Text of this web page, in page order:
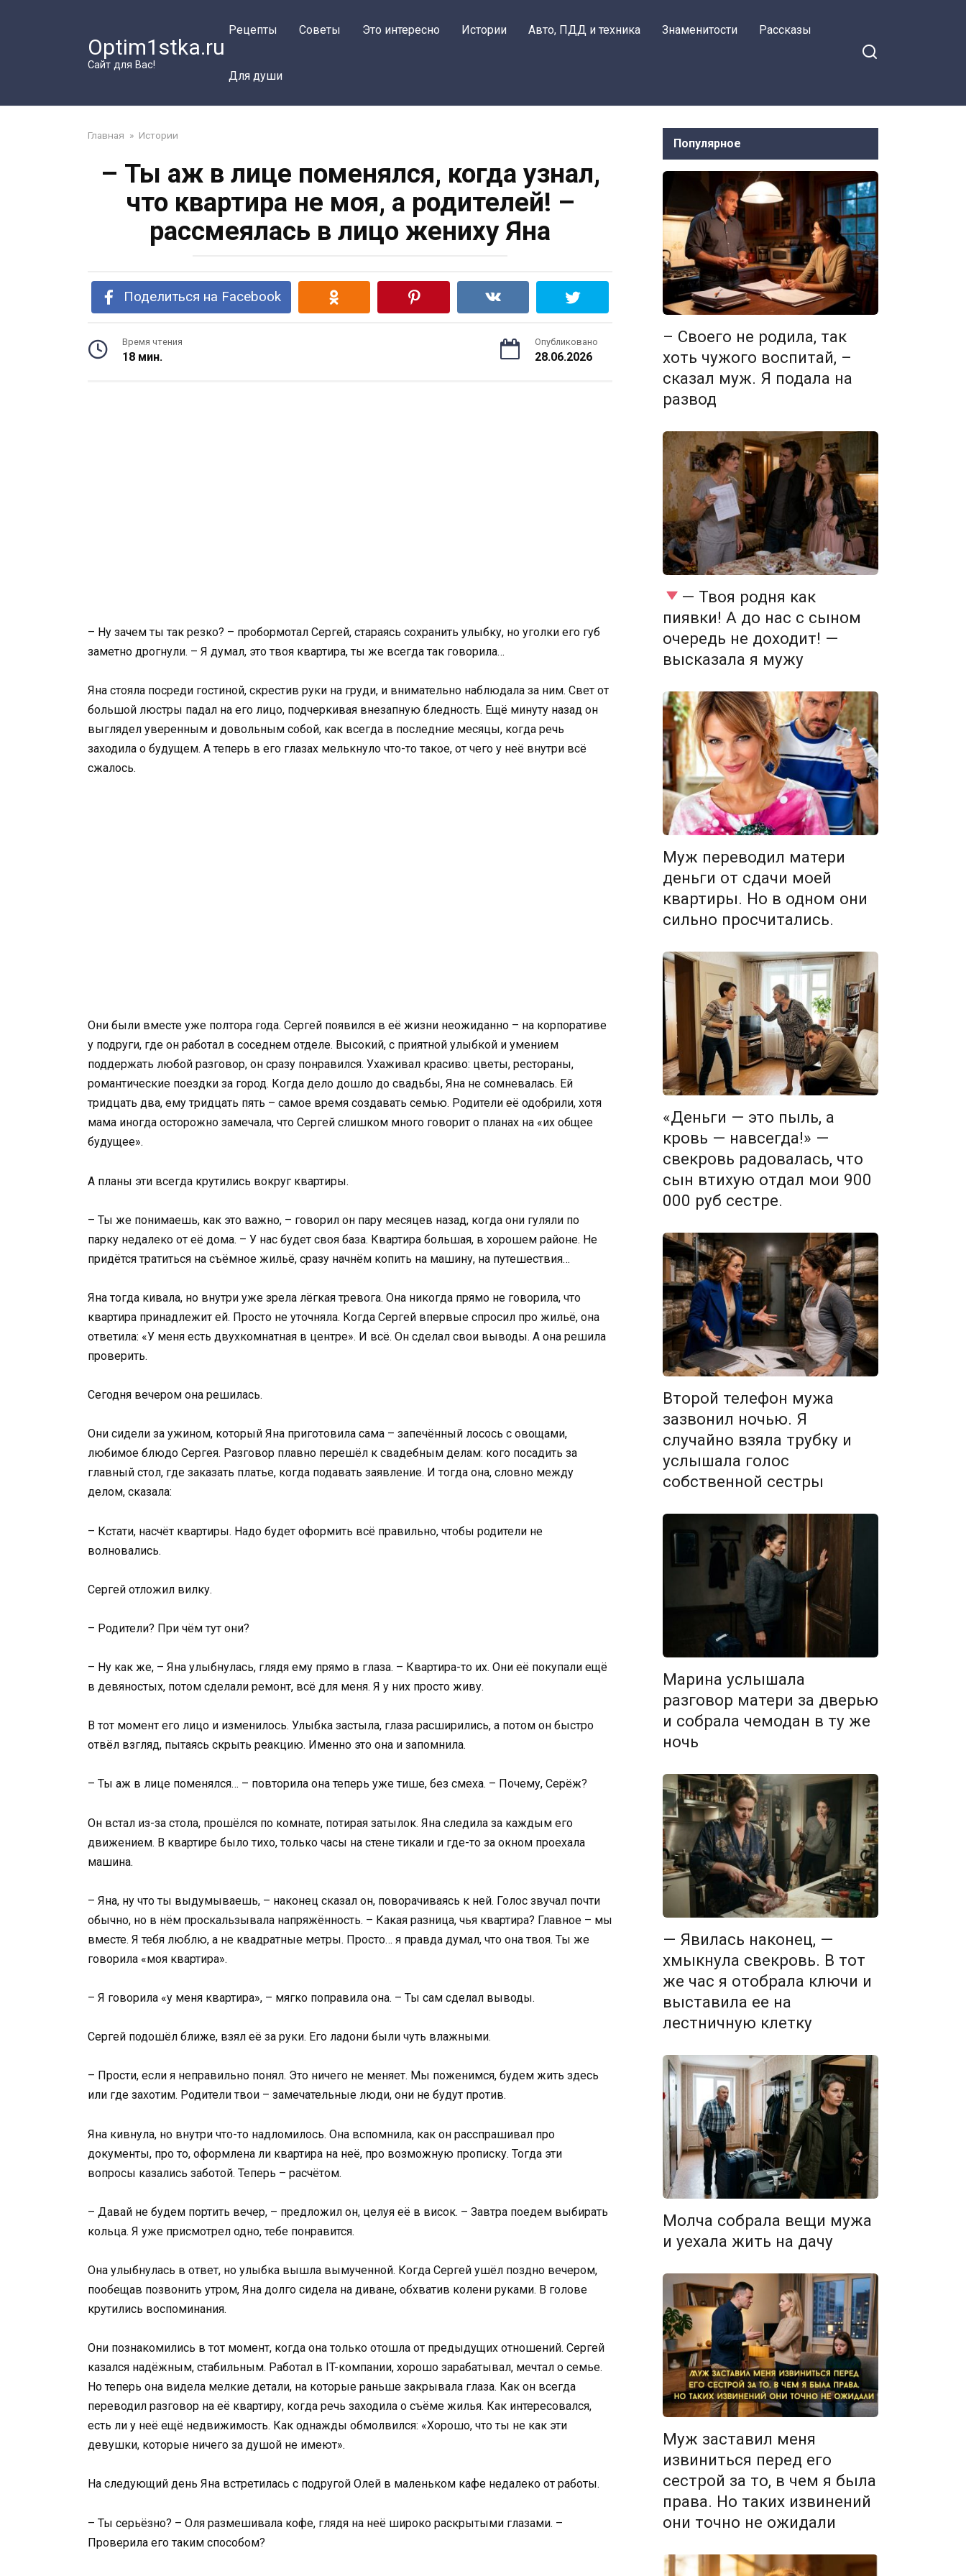
Optim1stka.ru
Сайт для Вас!
Рецепты Советы Это интересно Истории Авто, ПДД и техника Знаменитости Рассказы
Для души
Главная » Истории
– Ты аж в лице поменялся, когда узнал,
что квартира не моя, а родителей! –
рассмеялась в лицо жениху Яна
Поделиться на Facebook
Время чтения
18 мин.
Опубликовано
28.06.2026
– Ну зачем ты так резко? – пробормотал Сергей, стараясь сохранить улыбку, но уголки его губ
заметно дрогнули. – Я думал, это твоя квартира, ты же всегда так говорила…
Яна стояла посреди гостиной, скрестив руки на груди, и внимательно наблюдала за ним. Свет от
большой люстры падал на его лицо, подчеркивая внезапную бледность. Ещё минуту назад он
выглядел уверенным и довольным собой, как всегда в последние месяцы, когда речь
заходила о будущем. А теперь в его глазах мелькнуло что-то такое, от чего у неё внутри всё
сжалось.
Они были вместе уже полтора года. Сергей появился в её жизни неожиданно – на корпоративе
у подруги, где он работал в соседнем отделе. Высокий, с приятной улыбкой и умением
поддержать любой разговор, он сразу понравился. Ухаживал красиво: цветы, рестораны,
романтические поездки за город. Когда дело дошло до свадьбы, Яна не сомневалась. Ей
тридцать два, ему тридцать пять – самое время создавать семью. Родители её одобрили, хотя
мама иногда осторожно замечала, что Сергей слишком много говорит о планах на «их общее
будущее».
А планы эти всегда крутились вокруг квартиры.
– Ты же понимаешь, как это важно, – говорил он пару месяцев назад, когда они гуляли по
парку недалеко от её дома. – У нас будет своя база. Квартира большая, в хорошем районе. Не
придётся тратиться на съёмное жильё, сразу начнём копить на машину, на путешествия…
Яна тогда кивала, но внутри уже зрела лёгкая тревога. Она никогда прямо не говорила, что
квартира принадлежит ей. Просто не уточняла. Когда Сергей впервые спросил про жильё, она
ответила: «У меня есть двухкомнатная в центре». И всё. Он сделал свои выводы. А она решила
проверить.
Сегодня вечером она решилась.
Они сидели за ужином, который Яна приготовила сама – запечённый лосось с овощами,
любимое блюдо Сергея. Разговор плавно перешёл к свадебным делам: кого посадить за
главный стол, где заказать платье, когда подавать заявление. И тогда она, словно между
делом, сказала:
– Кстати, насчёт квартиры. Надо будет оформить всё правильно, чтобы родители не
волновались.
Сергей отложил вилку.
– Родители? При чём тут они?
– Ну как же, – Яна улыбнулась, глядя ему прямо в глаза. – Квартира-то их. Они её покупали ещё
в девяностых, потом сделали ремонт, всё для меня. Я у них просто живу.
В тот момент его лицо и изменилось. Улыбка застыла, глаза расширились, а потом он быстро
отвёл взгляд, пытаясь скрыть реакцию. Именно это она и запомнила.
– Ты аж в лице поменялся… – повторила она теперь уже тише, без смеха. – Почему, Серёж?
Он встал из-за стола, прошёлся по комнате, потирая затылок. Яна следила за каждым его
движением. В квартире было тихо, только часы на стене тикали и где-то за окном проехала
машина.
– Яна, ну что ты выдумываешь, – наконец сказал он, поворачиваясь к ней. Голос звучал почти
обычно, но в нём проскальзывала напряжённость. – Какая разница, чья квартира? Главное – мы
вместе. Я тебя люблю, а не квадратные метры. Просто… я правда думал, что она твоя. Ты же
говорила «моя квартира».
– Я говорила «у меня квартира», – мягко поправила она. – Ты сам сделал выводы.
Сергей подошёл ближе, взял её за руки. Его ладони были чуть влажными.
– Прости, если я неправильно понял. Это ничего не меняет. Мы поженимся, будем жить здесь
или где захотим. Родители твои – замечательные люди, они не будут против.
Яна кивнула, но внутри что-то надломилось. Она вспомнила, как он расспрашивал про
документы, про то, оформлена ли квартира на неё, про возможную прописку. Тогда эти
вопросы казались заботой. Теперь – расчётом.
– Давай не будем портить вечер, – предложил он, целуя её в висок. – Завтра поедем выбирать
кольца. Я уже присмотрел одно, тебе понравится.
Она улыбнулась в ответ, но улыбка вышла вымученной. Когда Сергей ушёл поздно вечером,
пообещав позвонить утром, Яна долго сидела на диване, обхватив колени руками. В голове
крутились воспоминания.
Они познакомились в тот момент, когда она только отошла от предыдущих отношений. Сергей
казался надёжным, стабильным. Работал в IT-компании, хорошо зарабатывал, мечтал о семье.
Но теперь она видела мелкие детали, на которые раньше закрывала глаза. Как он всегда
переводил разговор на её квартиру, когда речь заходила о съёме жилья. Как интересовался,
есть ли у неё ещё недвижимость. Как однажды обмолвился: «Хорошо, что ты не как эти
девушки, которые ничего за душой не имеют».
На следующий день Яна встретилась с подругой Олей в маленьком кафе недалеко от работы.
– Ты серьёзно? – Оля размешивала кофе, глядя на неё широко раскрытыми глазами. –
Проверила его таким способом?
Популярное
– Своего не родила, так
хоть чужого воспитай, –
сказал муж. Я подала на
развод
— Твоя родня как
пиявки! А до нас с сыном
очередь не доходит! —
высказала я мужу
Муж переводил матери
деньги от сдачи моей
квартиры. Но в одном они
сильно просчитались.
«Деньги — это пыль, а
кровь — навсегда!» —
свекровь радовалась, что
сын втихую отдал мои 900
000 руб сестре.
Второй телефон мужа
зазвонил ночью. Я
случайно взяла трубку и
услышала голос
собственной сестры
Марина услышала
разговор матери за дверью
и собрала чемодан в ту же
ночь
— Явилась наконец, —
хмыкнула свекровь. В тот
же час я отобрала ключи и
выставила ее на
лестничную клетку
Молча собрала вещи мужа
и уехала жить на дачу
Муж заставил меня
извиниться перед его
сестрой за то, в чем я была
права. Но таких извинений
они точно не ожидали